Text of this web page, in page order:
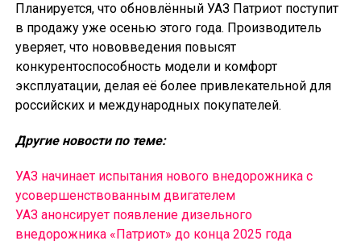
Планируется, что обновлённый УАЗ Патриот поступит
в продажу уже осенью этого года. Производитель
уверяет, что нововведения повысят
конкурентоспособность модели и комфорт
эксплуатации, делая её более привлекательной для
российских и международных покупателей.
Другие новости по теме:
УАЗ начинает испытания нового внедорожника с
усовершенствованным двигателем
УАЗ анонсирует появление дизельного
внедорожника «Патриот» до конца 2025 года